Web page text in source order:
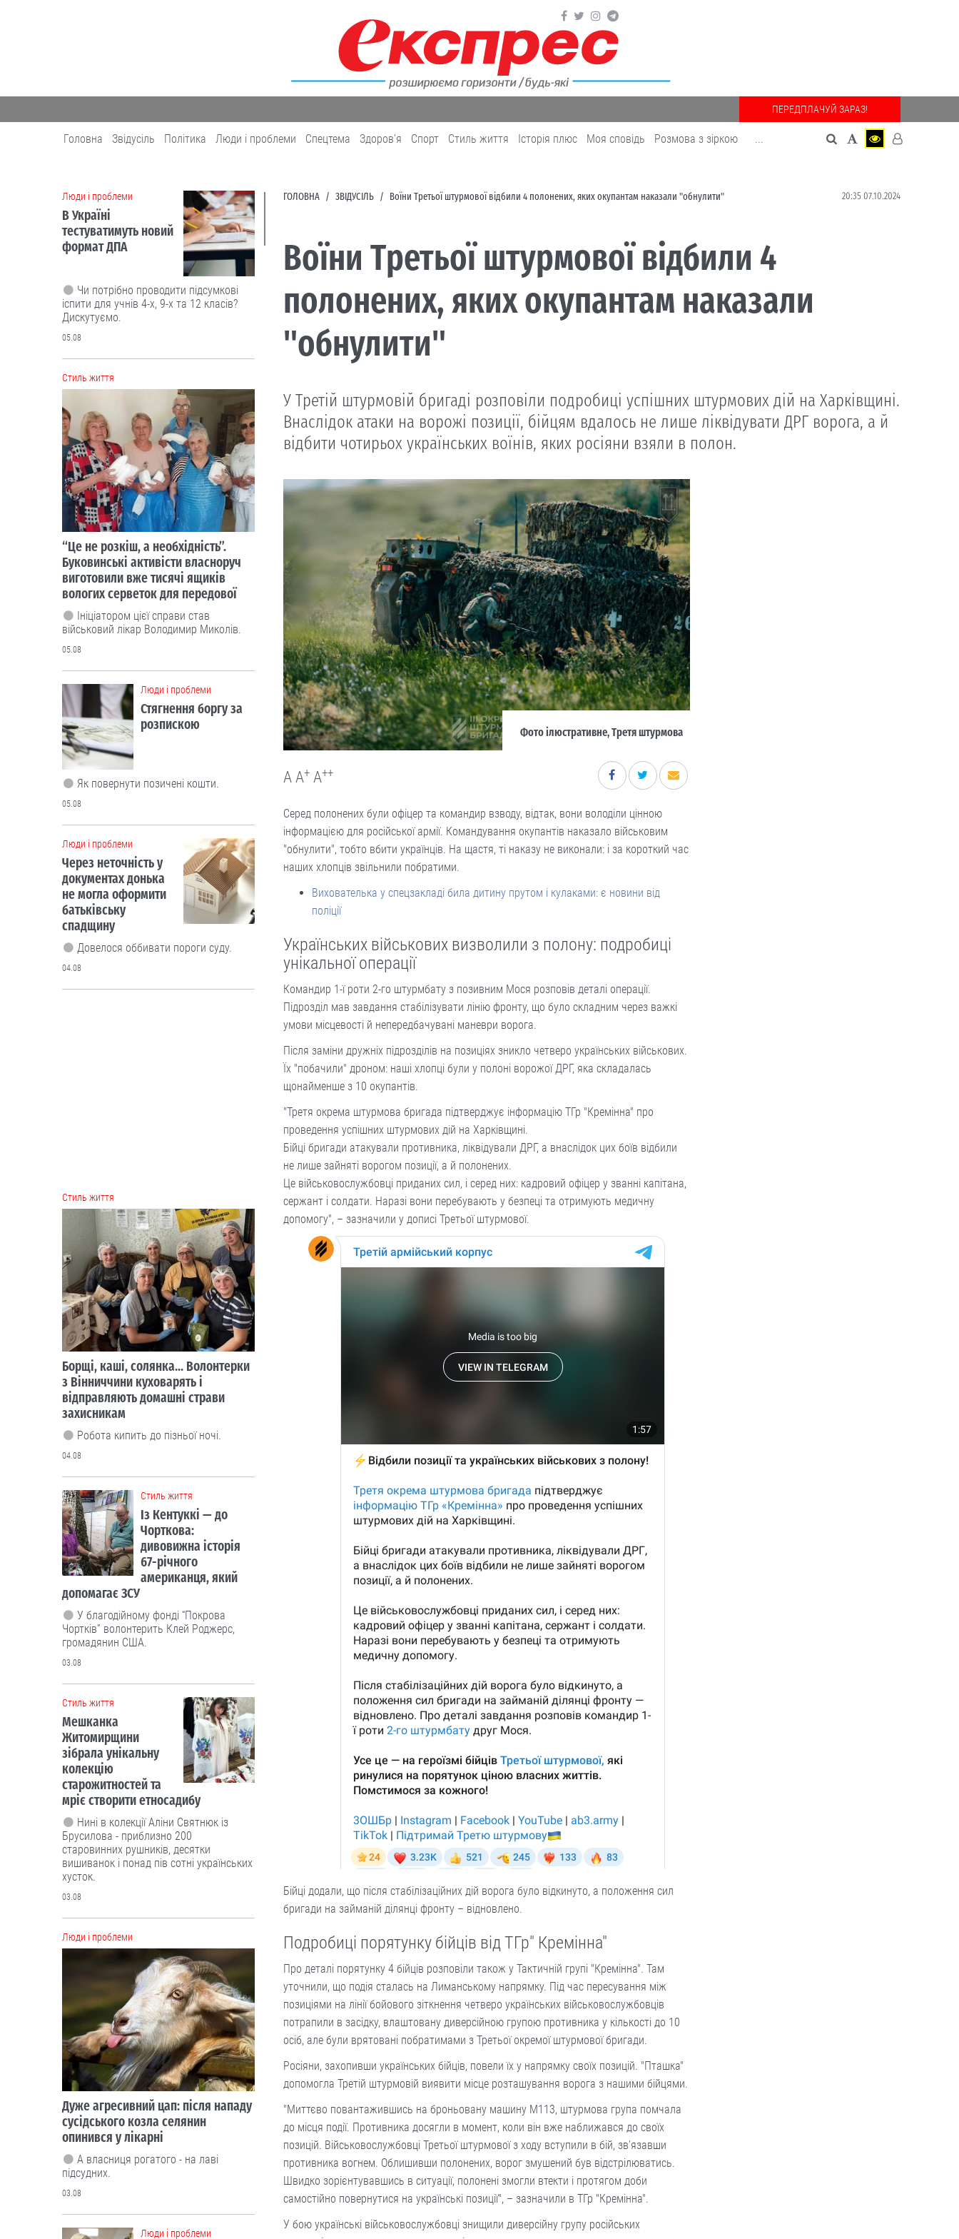
ПЕРЕДПЛАЧУЙ ЗАРАЗ!
Головна Звідусіль Політика Люди і проблеми Спецтема Здоров'я Cпорт Cтиль життя Історія плюс Моя сповідь Розмова з зіркою ...
ГОЛОВНА ЗВІДУСІЛЬ Воїни Третьої штурмової відбили 4 полонених, яких окупантам наказали "обнулити" 20:35 07.10.2024
Воїни Третьої штурмової відбили 4
полонених, яких окупантам наказали
"обнулити"
У Третій штурмовій бригаді розповіли подробиці успішних штурмових дій на Харківщині.
Внаслідок атаки на ворожі позиції, бійцям вдалось не лише ліквідувати ДРГ ворога, а й
відбити чотирьох українських воїнів, яких росіяни взяли в полон.
Фото ілюстративне, Третя штурмова
A A+ A++
Серед полонених були офіцер та командир взводу, відтак, вони володіли цінною
інформацією для російської армії. Командування окупантів наказало військовим
"обнулити", тобто вбити українців. На щастя, ті наказу не виконали: і за короткий час
наших хлопців звільнили побратими.
Вихователька у спецзакладі била дитину прутом і кулаками: є новини від
поліції
Українських військових визволили з полону: подробиці
унікальної операції
Командир 1-ї роти 2-го штурмбату з позивним Мося розповів деталі операції.
Підрозділ мав завдання стабілізувати лінію фронту, що було складним через важкі
умови місцевості й непередбачувані маневри ворога.
Після заміни дружніх підрозділів на позиціях зникло четверо українських військових.
Їх "побачили" дроном: наші хлопці були у полоні ворожої ДРГ, яка складалась
щонайменше з 10 окупантів.
"Третя окрема штурмова бригада підтверджує інформацію ТГр "Кремінна" про
проведення успішних штурмових дій на Харківщині.
Бійці бригади атакували противника, ліквідували ДРГ, а внаслідок цих боїв відбили
не лише зайняті ворогом позиції, а й полонених.
Це військовослужбовці приданих сил, і серед них: кадровий офіцер у званні капітана,
сержант і солдати. Наразі вони перебувають у безпеці та отримують медичну
допомогу", – зазначили у дописі Третьої штурмової.
Бійці додали, що після стабілізаційних дій ворога було відкинуто, а положення сил
бригади на займаній ділянці фронту – відновлено.
Подробиці порятунку бійців від ТГр" Кремінна"
Про деталі порятунку 4 бійців розповіли також у Тактичній групі "Кремінна". Там
уточнили, що подія сталась на Лиманському напрямку. Під час пересування між
позиціями на лінії бойового зіткнення четверо українських військовослужбовців
потрапили в засідку, влаштовану диверсійною групою противника у кількості до 10
осіб, але були врятовані побратимами з Третьої окремої штурмової бригади.
Росіяни, захопивши українських бійців, повели їх у напрямку своїх позицій. "Пташка"
допомогла Третій штурмовій виявити місце розташування ворога з нашими бійцями.
"Миттєво повантажившись на броньовану машину М113, штурмова група помчала
до місця події. Противника досягли в момент, коли він вже наближався до своїх
позицій. Військовослужбовці Третьої штурмової з ходу вступили в бій, зв’язавши
противника вогнем. Облишивши полонених, ворог змушений був відстрілюватись.
Швидко зорієнтувавшись в ситуації, полонені змогли втекти і протягом доби
самостійно повернутися на українські позиції", – зазначили в ТГр "Кремінна".
У бою українські військовослужбовці знищили диверсійну групу російських
Люди і проблеми
В Україні
тестуватимуть новий
формат ДПА
Чи потрібно проводити підсумкові
іспити для учнів 4-х, 9-х та 12 класів?
Дискутуємо.
05.08
Cтиль життя
“Це не розкіш, а необхідність”.
Буковинські активісти власноруч
виготовили вже тисячі ящиків
вологих серветок для передової
Ініціатором цієї справи став
військовий лікар Володимир Миколів.
05.08
Люди і проблеми
Стягнення боргу за
розпискою
Як повернути позичені кошти.
05.08
Люди і проблеми
Через неточність у
документах донька
не могла оформити
батьківську
спадщину
Довелося оббивати пороги суду.
04.08
з Вінниччини куховарять і
відправляють домашні страви
захисникам
Робота кипить до пізньої ночі.
04.08
Cтиль життя
Із Кентуккі — до
Чорткова:
дивовижна історія
67-річного
американця, який
допомагає ЗСУ
Чортків” волонтерить Клей Роджерс,
громадянин США.
Cтиль життя
Мешканка
Житомирщини
зібрала унікальну
колекцію
старожитностей та
мріє створити етносадибу
Нині в колекції Аліни Святнюк із
Брусилова - приблизно 200
старовинних рушників, десятки
хусток.
03.08
Люди і проблеми
Дуже агресивний цап: після нападу
сусідського козла селянин
опинився у лікарні
А власниця рогатого - на лаві
підсудних.
03.08
Люди і проблеми
На чому економлять
українці та від чого
не готові
відмовитися
На дрібні щоденні потреби наші
співвітчизники щомісяця витрачають
понад 4,5 тисячі гривень.
Cтиль життя